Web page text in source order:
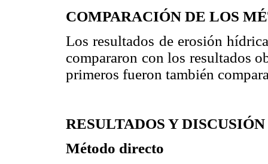
COMPARACIÓN DE LOS
Los resultados de erosión
compararon con los resultados
primeros fueron también
RESULTADOS Y DISCUSIÓN
Método directo